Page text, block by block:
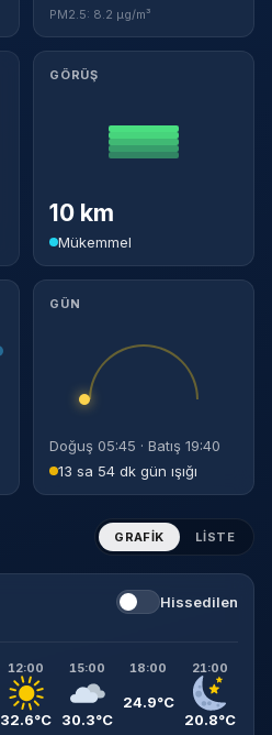
PM2.5: 8.2 µg/m³
GÖRÜŞ
10 km
Mükemmel
GÜN
Doğuş 05:45 · Batış 19:40
13 sa 54 dk gün ışığı
GRAFIK LISTE
Hissedilen
12:00
32.6°C
15:00
30.3°C
18:00
24.9°C
21:00
20.8°C